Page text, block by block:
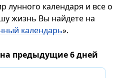
лунного календаря и все о
жизнь Вы найдете на
календарь».
предыдущие 6 дней